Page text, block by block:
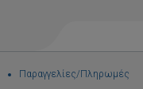
Παραγγελίες/Πληρωμές